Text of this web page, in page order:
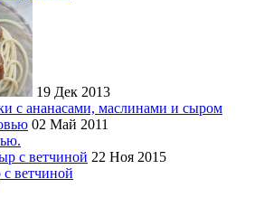
19 Дек 2013
с ананасами, маслинами и сыром
02 Май 2011
22 Ноя 2015
ветчиной